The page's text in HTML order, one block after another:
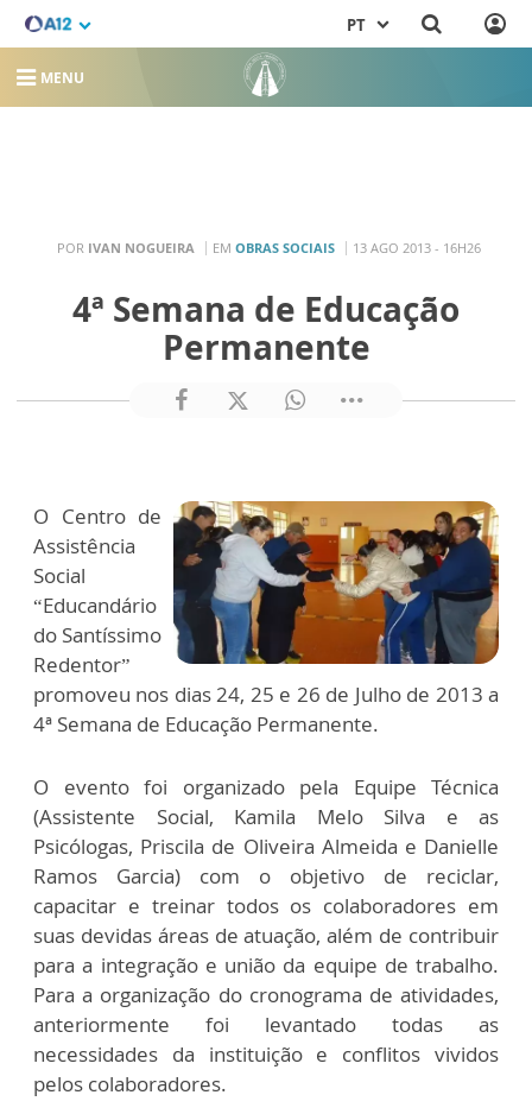
PT
MENU
POR IVAN NOGUEIRA EM OBRAS SOCIAIS 13 AGO 2013 - 16H26
4ª Semana de Educação
Permanente
O Centro de
Assistência
Social
“Educandário
do Santíssimo
Redentor”
promoveu nos dias 24, 25 e 26 de Julho de 2013 a
4ª Semana de Educação Permanente.
O evento foi organizado pela Equipe Técnica
(Assistente Social, Kamila Melo Silva e as
Psicólogas, Priscila de Oliveira Almeida e Danielle
Ramos Garcia) com o objetivo de reciclar,
capacitar e treinar todos os colaboradores em
suas devidas áreas de atuação, além de contribuir
para a integração e união da equipe de trabalho.
Para a organização do cronograma de atividades,
anteriormente foi levantado todas as
necessidades da instituição e conflitos vividos
pelos colaboradores.